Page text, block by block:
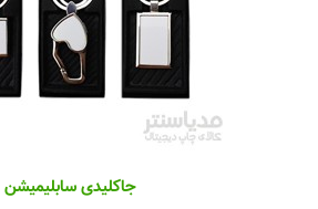
جاکلیدی سابلیمیشن